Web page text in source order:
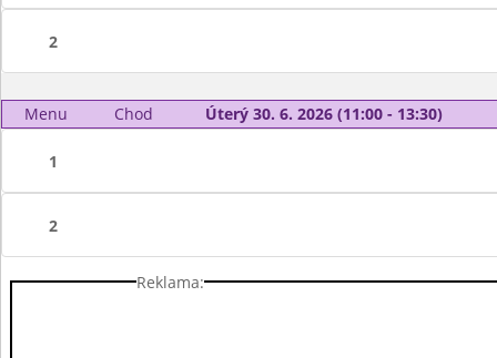
2
Menu Chod Úterý 30. 6. 2026 (11:00 - 13:30)
1
2
Reklama: